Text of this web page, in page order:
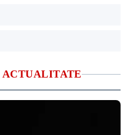
ACTUALITATE